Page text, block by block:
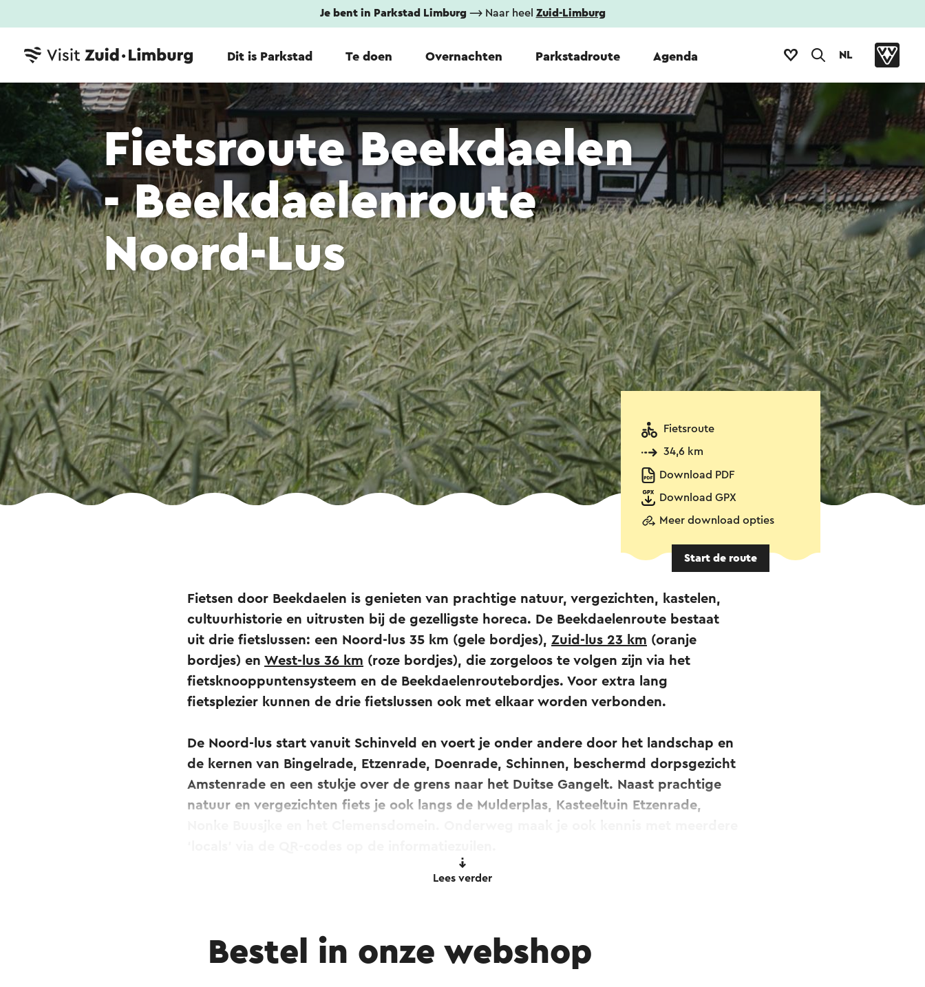
Je bent in Parkstad Limburg⟶ Naar heel Zuid-Limburg
Dit is Parkstad Te doen Overnachten Parkstadroute Agenda NL
Fietsroute Beekdaelen
- Beekdaelenroute
Noord-Lus
Fietsroute
34,6 km
Download PDF
Download GPX
Meer download opties
Start de route
Fietsen door Beekdaelen is genieten van prachtige natuur, vergezichten, kastelen,
cultuurhistorie en uitrusten bij de gezelligste horeca. De Beekdaelenroute bestaat
uit drie fietslussen: een Noord-lus 35 km (gele bordjes), Zuid-lus 23 km (oranje
bordjes) en West-lus 36 km (roze bordjes), die zorgeloos te volgen zijn via het
fietsknooppuntensysteem en de Beekdaelenroutebordjes. Voor extra lang
fietsplezier kunnen de drie fietslussen ook met elkaar worden verbonden.
De Noord-lus start vanuit Schinveld en voert je onder andere door het landschap en
de kernen van Bingelrade, Etzenrade, Doenrade, Schinnen, beschermd dorpsgezicht
Amstenrade en een stukje over de grens naar het Duitse Gangelt. Naast prachtige
natuur en vergezichten fiets je ook langs de Mulderplas, Kasteeltuin Etzenrade,
Naast de online route is er ook een Beekdaelenroute fietskaart. Deze is kosteloos
Lees verder
Bestel in onze webshop